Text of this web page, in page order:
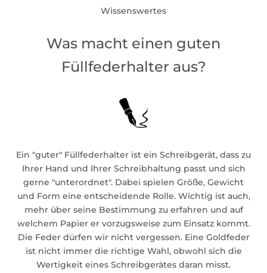
Wissenswertes
Was macht einen guten
Füllfederhalter aus?
Ein "guter" Füllfederhalter ist ein Schreibgerät, dass zu
Ihrer Hand und Ihrer Schreibhaltung passt und sich
gerne "unterordnet". Dabei spielen Größe, Gewicht
und Form eine entscheidende Rolle. Wichtig ist auch,
mehr über seine Bestimmung zu erfahren und auf
welchem Papier er vorzugsweise zum Einsatz kommt.
Die Feder dürfen wir nicht vergessen. Eine Goldfeder
ist nicht immer die richtige Wahl, obwohl sich die
Wertigkeit eines Schreibgerätes daran misst.